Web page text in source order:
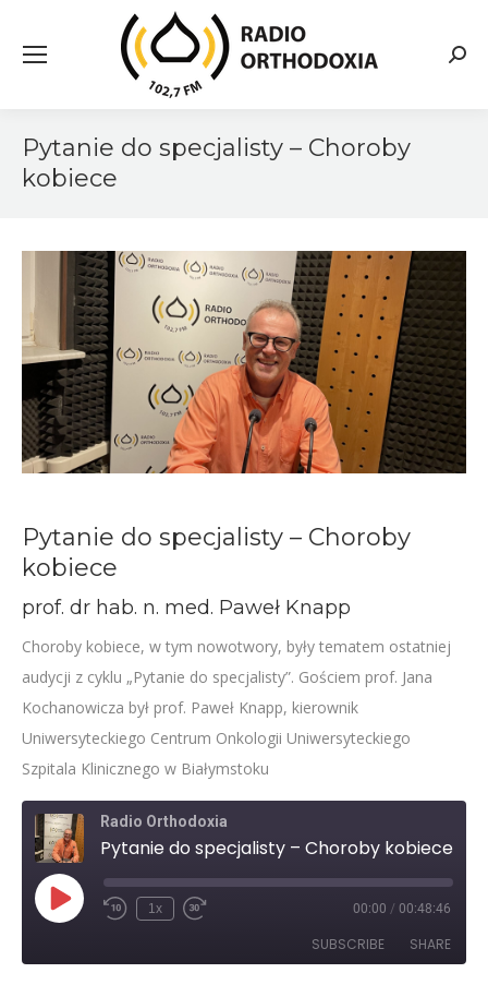
Pytanie do specjalisty – Choroby
kobiece
Pytanie do specjalisty – Choroby
kobiece
prof. dr hab. n. med. Paweł Knapp
Choroby kobiece, w tym nowotwory, były tematem ostatniej
audycji z cyklu „Pytanie do specjalisty”. Gościem prof. Jana
Kochanowicza był prof. Paweł Knapp, kierownik
Uniwersyteckiego Centrum Onkologii Uniwersyteckiego
Szpitala Klinicznego w Białymstoku
Radio Orthodoxia
Pytanie do specjalisty – Choroby kobiece
Play
EpisodeRewind
1x
Fast
seconds
00:00 / 00:48:46
SUBSCRIBE SHARE